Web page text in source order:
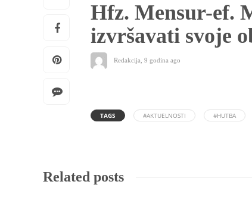
Hfz. Mensur-ef.
izvršavati svoje
Redakcija 9 godina ago
TAGS #AKTUELNOSTI #HUTBA
Related posts